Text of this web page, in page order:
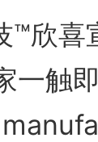
喜
一触